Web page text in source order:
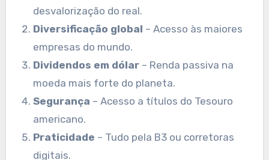
desvalorização do real.
Diversificação global – Acesso às maiores
empresas do mundo.
Dividendos em dólar – Renda passiva na
moeda mais forte do planeta.
Segurança – Acesso a títulos do Tesouro
americano.
Praticidade – Tudo pela B3 ou corretoras
digitais.